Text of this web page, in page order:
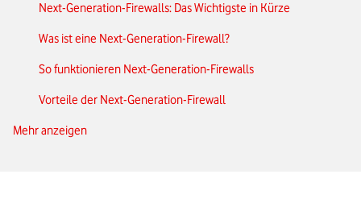
Next-Generation-Firewalls: Das Wichtigste in Kürze
Was ist eine Next-Generation-Firewall?
So funktionieren Next-Generation-Firewalls
Vorteile der Next-Generation-Firewall
Implementierung einer NGFW im Unternehmensumfeld
Mehr anzeigen